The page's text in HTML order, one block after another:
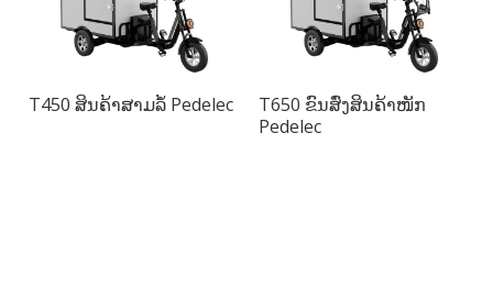
T450 ສິນຄ້າສາມລໍ້ Pedelec
T650 ຂົນສົ່ງສິນຄ້າໜັກ
Pedelec